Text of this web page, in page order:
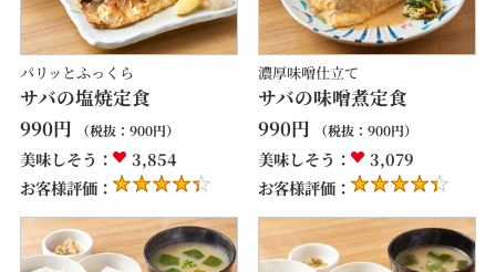
パリッとふっくら
サバの塩焼定食
990円 （税抜： 900円）
美味しそう：
3,854
お客様評価：
濃厚味噌仕立て
サバの味噌煮定食
990円 （税抜： 900円）
美味しそう：
3,079
お客様評価：